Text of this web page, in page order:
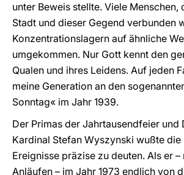
unter Beweis stellte. Viele Menschen,
Stadt und dieser Gegend verbunden
Konzentrationslagern auf ähnliche
umgekommen. Nur Gott kennt den
Qualen und ihres Leidens. Auf jeden
meine Generation an den
Sonntag« im Jahr 1939.
Der Primas der Jahrtausendfeier und
Kardinal Stefan Wyszynski wußte
Ereignisse präzise zu deuten. Als er –
Anläufen – im Jahr 1973 endlich von